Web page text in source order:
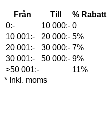
Från Till
% Rabatt
0:-
10 000:- 0
10 001:-
20 000:- 5%
20 001:-
30 000:- 7%
30 001:-
50 000:- 9%
>50 001:-
11%
* Inkl. moms